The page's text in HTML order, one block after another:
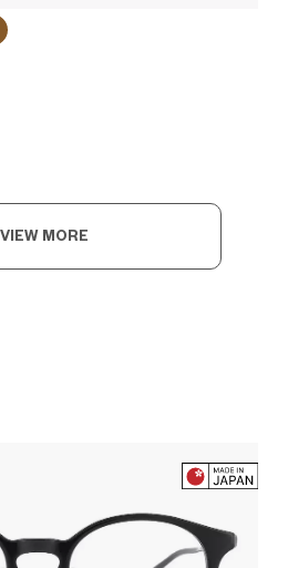
VIEW MORE